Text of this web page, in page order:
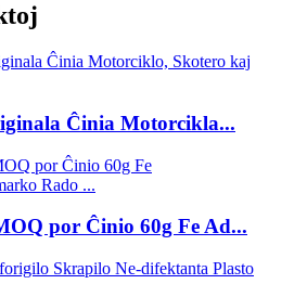
Ĉinia Motorcikla...
por Ĉinio 60g Fe Ad...